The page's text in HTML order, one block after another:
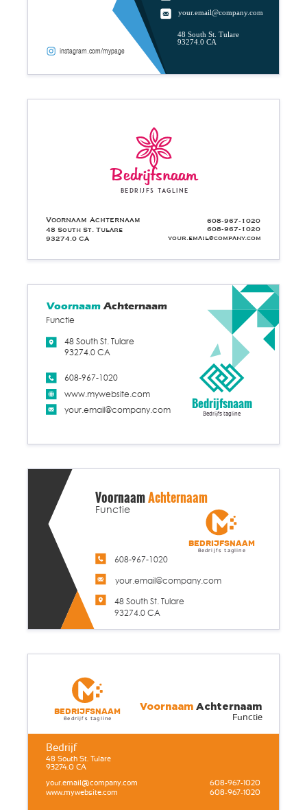
instagram.com/mypage
48 South St. Tulare
93274.0 CA
your.email@company.com
608-967-1020
your.email@company.com
48 South St. Tulare
93274.0 CA
608-967-1020
Voornaam Achternaam
Bedrijfsnaam
Bedrijfs tagline
www.mywebsite.com
your.email@company.com
608-967-1020
Functie
48 South St. Tulare
93274.0 CA
VoornaamAchternaam
Bedrijfsnaam
Bedrijfs tagline
608-967-1020
your.email@company.com
48 South St. Tulare
93274.0 CA
Functie
VoornaamAchternaam
Bedrijfsnaam
Bedrijfs tagline
www.mywebsite.com
608-967-1020
608-967-1020
your.email@company.com
48 South St. Tulare
93274.0 CA
Bedrijf
Functie
VoornaamAchternaam
Bedrijfsnaam
Bedrijfs tagline